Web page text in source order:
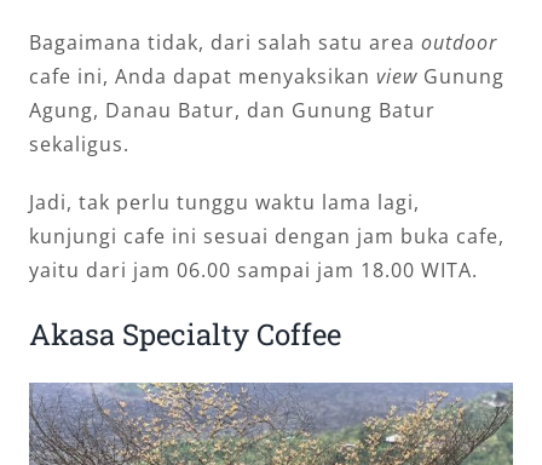
Bagaimana tidak, dari salah satu area outdoor
cafe ini, Anda dapat menyaksikan viewGunung
Agung, Danau Batur, dan Gunung Batur
sekaligus.
Jadi, tak perlu tunggu waktu lama lagi,
kunjungi cafe ini sesuai dengan jam buka cafe,
yaitu dari jam 06.00 sampai jam 18.00 WITA.
Akasa Specialty Coffee